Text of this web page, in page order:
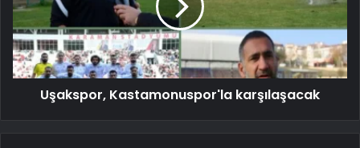
Uşakspor, Kastamonuspor'la karşılaşacak